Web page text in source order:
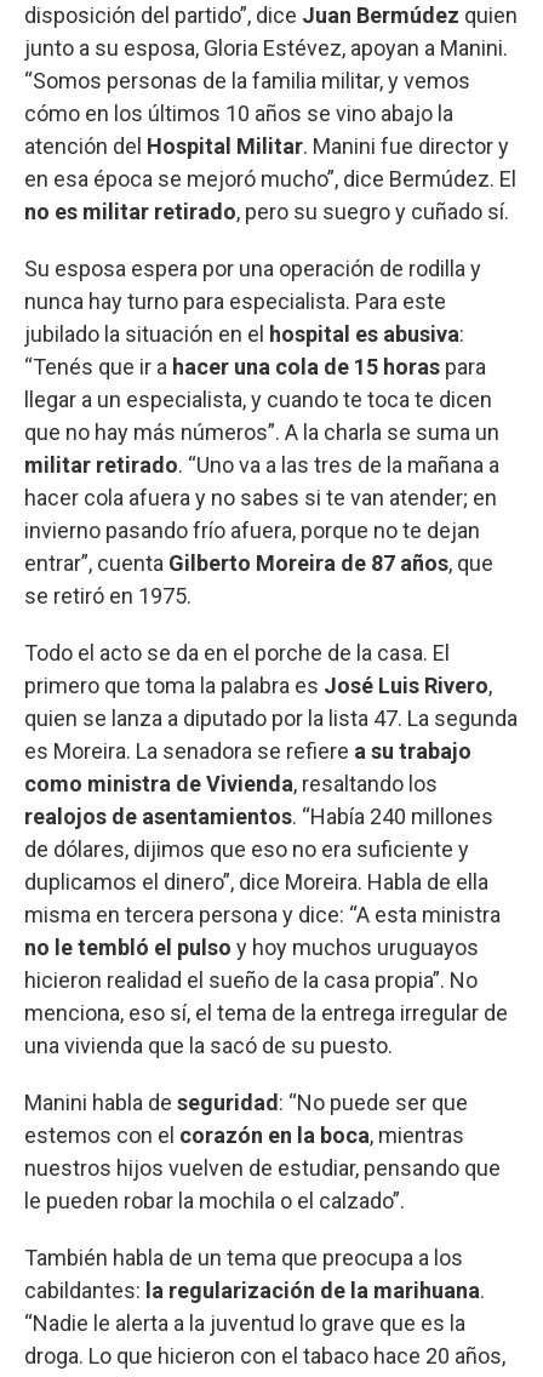
disposición del partido”, dice Juan Bermúdez quien
junto a su esposa, Gloria Estévez, apoyan a Manini.
“Somos personas de la familia militar, y vemos
cómo en los últimos 10 años se vino abajo la
atención del Hospital Militar. Manini fue director y
en esa época se mejoró mucho”, dice Bermúdez. El
no es militar retirado, pero su suegro y cuñado sí.
Su esposa espera por una operación de rodilla y
nunca hay turno para especialista. Para este
jubilado la situación en el hospital es abusiva:
“Tenés que ir a hacer una cola de 15 horas para
llegar a un especialista, y cuando te toca te dicen
que no hay más números”. A la charla se suma un
militar retirado. “Uno va a las tres de la mañana a
hacer cola afuera y no sabes si te van atender; en
invierno pasando frío afuera, porque no te dejan
entrar”, cuenta Gilberto Moreira de 87 años, que
se retiró en 1975.
Todo el acto se da en el porche de la casa. El
primero que toma la palabra es José Luis Rivero,
quien se lanza a diputado por la lista 47. La segunda
es Moreira. La senadora se refiere a su trabajo
como ministra de Vivienda, resaltando los
realojos de asentamientos. “Había 240 millones
de dólares, dijimos que eso no era suficiente y
duplicamos el dinero”, dice Moreira. Habla de ella
misma en tercera persona y dice: “A esta ministra
no le tembló el pulso y hoy muchos uruguayos
hicieron realidad el sueño de la casa propia”. No
menciona, eso sí, el tema de la entrega irregular de
una vivienda que la sacó de su puesto.
Manini habla de seguridad : “No puede ser que
estemos con el corazón en la boca, mientras
nuestros hijos vuelven de estudiar, pensando que
le pueden robar la mochila o el calzado”.
También habla de un tema que preocupa a los
cabildantes: la regularización de la marihuana.
“Nadie le alerta a la juventud lo grave que es la
droga. Lo que hicieron con el tabaco hace 20 años,